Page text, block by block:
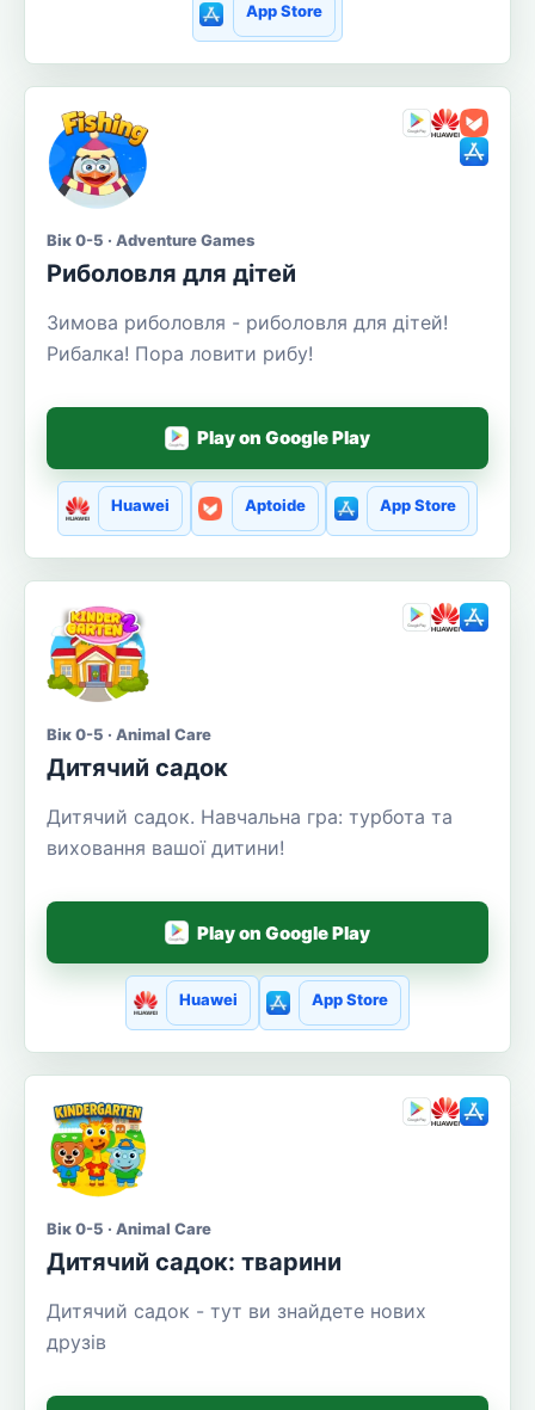
App Store
Вік 0-5 · Adventure Games
Риболовля для дітей
Зимова риболовля - риболовля для дітей!
Рибалка! Пора ловити рибу!
Play on Google Play
Huawei Aptoide App Store
Вік 0-5 · Animal Care
Дитячий садок
Дитячий садок. Навчальна гра: турбота та
виховання вашої дитини!
Play on Google Play
Huawei App Store
Вік 0-5 · Animal Care
Дитячий садок: тварини
Дитячий садок - тут ви знайдете нових
друзів